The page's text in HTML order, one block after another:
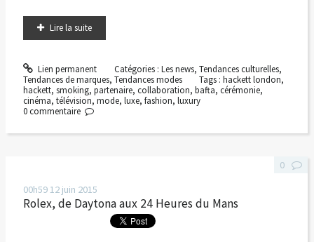
Lire la suite
Lien permanent Catégories : Les news, Tendances culturelles,
Tendances de marques, Tendances modes Tags :hackett london,
hackett, smoking, partenaire, collaboration, bafta, cérémonie,
cinéma, télévision, mode, luxe, fashion, luxury
0 commentaire
00h5912 juin 2015
Rolex, de Daytona aux 24 Heures du Mans
0